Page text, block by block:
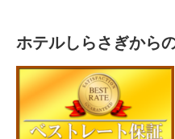
ホテルしらさぎから